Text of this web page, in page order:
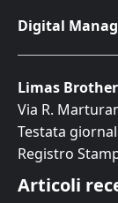
Digital
Limas
Via R.
Testata
Registro
Articoli